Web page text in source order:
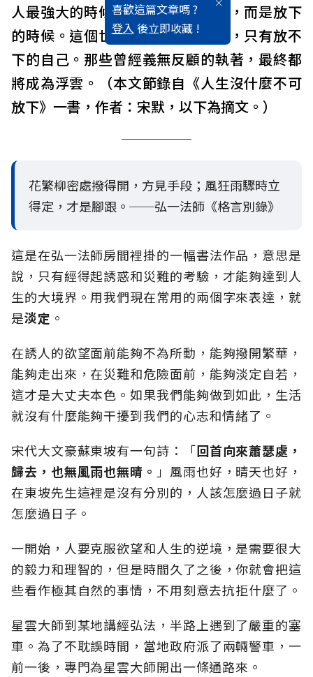
喜歡這篇文章嗎 ?
登入 後立即收藏 !
人最強大的時候，不是堅持的時候，而是放下
的時候。這個世界沒有過不去的坎，只有放不
下的自己。那些曾經義無反顧的執著，最終都
將成為浮雲。（本文節錄自《人生沒什麼不可
放下》一書，作者：宋默，以下為摘文。）
花繁柳密處撥得開，方見手段；風狂雨驟時立
得定，才是腳跟。──弘一法師《格言別錄》
這是在弘一法師房間裡掛的一幅書法作品，意思是
說，只有經得起誘惑和災難的考驗，才能夠達到人
生的大境界。用我們現在常用的兩個字來表達，就
是淡定 。
在誘人的欲望面前能夠不為所動，能夠撥開繁華，
能夠走出來，在災難和危險面前，能夠淡定自若，
這才是大丈夫本色。如果我們能夠做到如此，生活
就沒有什麼能夠干擾到我們的心志和情緒了。
宋代大文豪蘇東坡有一句詩：「回首向來蕭瑟處，
歸去，也無風雨也無晴。 」風雨也好，晴天也好，
在東坡先生這裡是沒有分別的，人該怎麼過日子就
怎麼過日子。
一開始，人要克服欲望和人生的逆境，是需要很大
的毅力和理智的，但是時間久了之後，你就會把這
些看作極其自然的事情，不用刻意去抗拒什麼了。
星雲大師到某地講經弘法，半路上遇到了嚴重的塞
車。為了不耽誤時間，當地政府派了兩輛警車，一
前一後，專門為星雲大師開出一條通路來。